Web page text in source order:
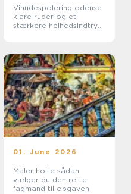
Vinudespolering odense
klare ruder og et
stærkere helhedsindtryk
01. June 2026
Maler holte sådan
vælger du den rette
fagmand til opgaven